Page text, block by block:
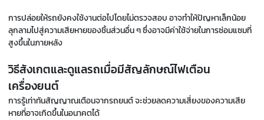
การปล่อยให้รถยังคงใช้งานต่อไปโดยไม่ตรวจสอบ อาจทำให้ปัญหาเล็กน้อย
ลุกลามไปสู่ความเสียหายของชิ้นส่วนอื่น ๆ ซึ่งอาจมีค่าใช้จ่ายในการซ่อมแซมที่
สูงขึ้นในภายหลัง
วิธีสังเกตและดูแลรถเมื่อมีสัญลักษณ์ไฟเตือน
เครื่องยนต์
การรู้เท่าทันสัญญาณเตือนจากรถยนต์ จะช่วยลดความเสี่ยงของความเสีย
หายที่อาจเกิดขึ้นในอนาคตได้